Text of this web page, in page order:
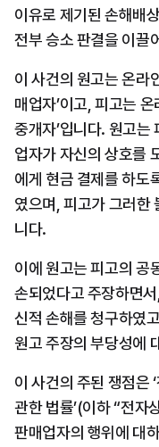
이유로 제기된 손해배
전부 승소 판결을 이끌
이 사건의 원고는 온라
매업자’이고, 피고는
중개자’입니다. 원고는
업자가 자신의 상호를
에게 현금 결제를 하도
였으며, 피고가 그러한
니다.
이에 원고는 피고의 공
손되었다고 주장하면
신적 손해를 청구하였
원고 주장의 부당성에
이 사건의 주된 쟁점은
관한 법률’(이하 “전자
판매업자의 행위에 대